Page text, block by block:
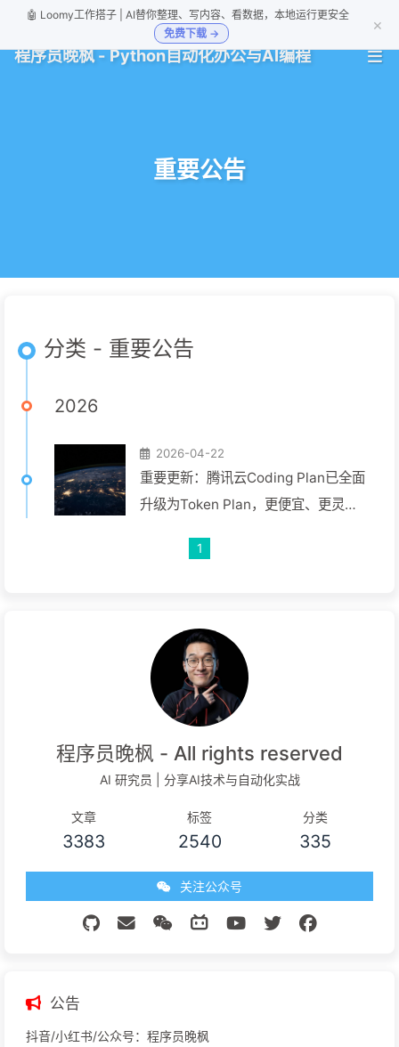
🤖 Loomy工作搭子 | AI替你整理、写内容、看数据，本地运行更安全
免费下载 →
×
程序员晚枫 - Python自动化办公与AI编程
重要公告
分类 - 重要公告
2026
2026-04-22
重要更新：腾讯云Coding Plan已全面
升级为Token Plan，更便宜、更灵
1
程序员晚枫 - All rights reserved
AI 研究员 | 分享AI技术与自动化实战
文章
3383
标签
2540
分类
335
关注公众号
公告
抖音/小红书/公众号：程序员晚枫